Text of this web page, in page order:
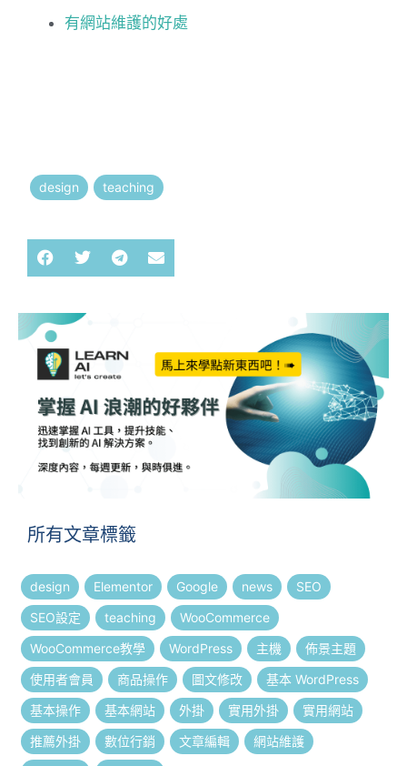
有網站維護的好處
design teaching
所有文章標籤
design Elementor Google news
SEO
SEO設定
teaching
WooCommerce
WooCommerce教學
WordPress 主機
佈景主題
使用者會員
商品操作 圖文修改
基本 WordPress
基本操作
基本網站 外掛 實用外掛
實用網站
推薦外掛
數位行銷 文章編輯
網站維護